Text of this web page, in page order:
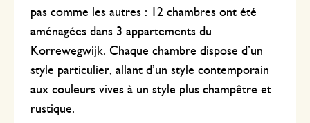
pas comme les autres : 12 chambres ont été
aménagées dans 3 appartements du
Korrewegwijk. Chaque chambre dispose d’un
style particulier, allant d’un style contemporain
aux couleurs vives à un style plus champêtre et
rustique.